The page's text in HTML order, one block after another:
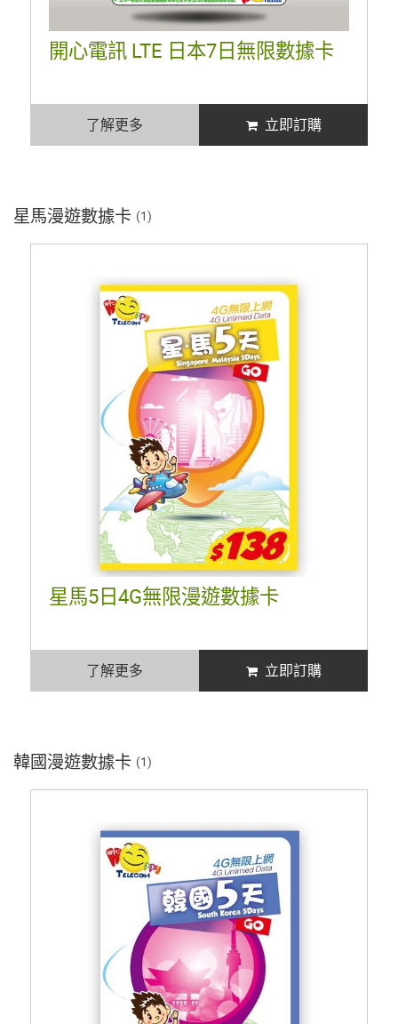
開心電訊 LTE 日本7日無限數據卡
了解更多 立即訂購
星馬漫遊數據卡 (1)
星馬5日4G無限漫遊數據卡
了解更多 立即訂購
韓國漫遊數據卡 (1)